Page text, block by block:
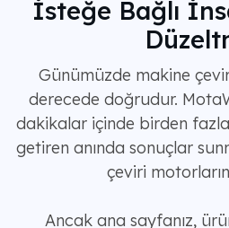
İsteğe Bağlı
Günümüzde makine
derecede doğrudur.
dakikalar içinde birden
getiren anında sonuçlar
çeviri
Ancak ana sayfanız,